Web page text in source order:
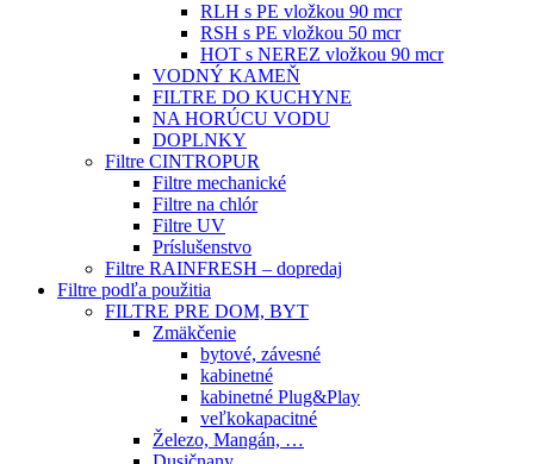
RLH s PE vložkou 90 mcr
RSH s PE vložkou 50 mcr
HOT s NEREZ vložkou 90 mcr
VODNÝ KAMEŇ
FILTRE DO KUCHYNE
NA HORÚCU VODU
DOPLNKY
Filtre CINTROPUR
Filtre mechanické
Filtre na chlór
Filtre UV
Príslušenstvo
Filtre RAINFRESH – dopredaj
Filtre podľa použitia
FILTRE PRE DOM, BYT
Zmäkčenie
bytové, závesné
kabinetné
kabinetné Plug&Play
veľkokapacitné
Železo, Mangán, …